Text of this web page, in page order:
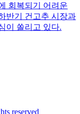
회복되기 어려운
반기 건고추 시장과
이 쏠리고 있다.
reserved